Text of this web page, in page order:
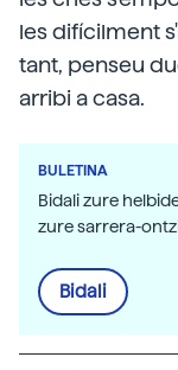
les difícilment
tant, penseu
arribi a casa.
BULETINA
Bidali zure
zure sarrera-
Bidali